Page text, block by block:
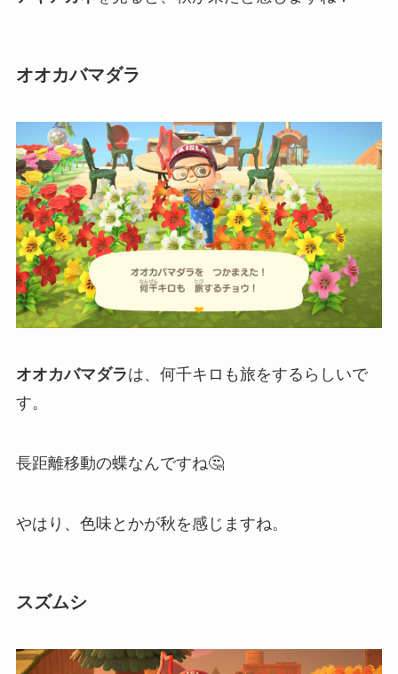
オオカバマダラ
オオカバマダラは、何千キロも旅をするらしいで
す。
長距離移動の蝶なんですね🤔
やはり、色味とかが秋を感じますね。
スズムシ